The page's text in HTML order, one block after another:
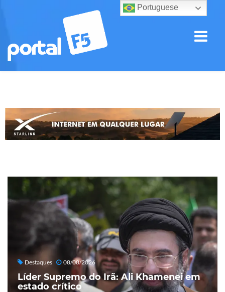
Destaques 08/08/2026
Líder Supremo do Irã: Ali Khamenei em
estado crítico
Portuguese